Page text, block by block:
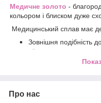
Медичне золото -
кольором і блиском дуже
Медицинський сплав має
Зовнішня подібність
проби
Завдяки своєму
сприймає окрім золота
Про нас